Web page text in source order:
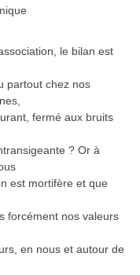
le bilan est
partout chez nos
fermé aux bruits
? Or à
est mortifère et que
forcément nos valeurs
en nous et autour de